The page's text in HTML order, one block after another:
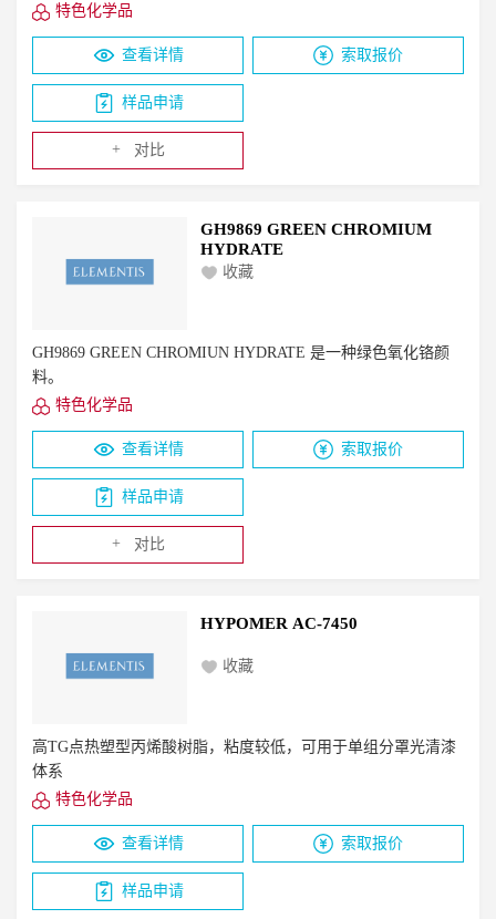
特色化学品
查看详情 索取报价
样品申请
+ 对比
GH9869 GREEN CHROMIUM
HYDRATE
收藏
GH9869 GREEN CHROMIUN HYDRATE 是一种绿色氧化铬颜
料。
特色化学品
查看详情 索取报价
样品申请
+ 对比
HYPOMER AC-7450
收藏
高TG点热塑型丙烯酸树脂，粘度较低，可用于单组分罩光清漆
体系
特色化学品
查看详情 索取报价
样品申请